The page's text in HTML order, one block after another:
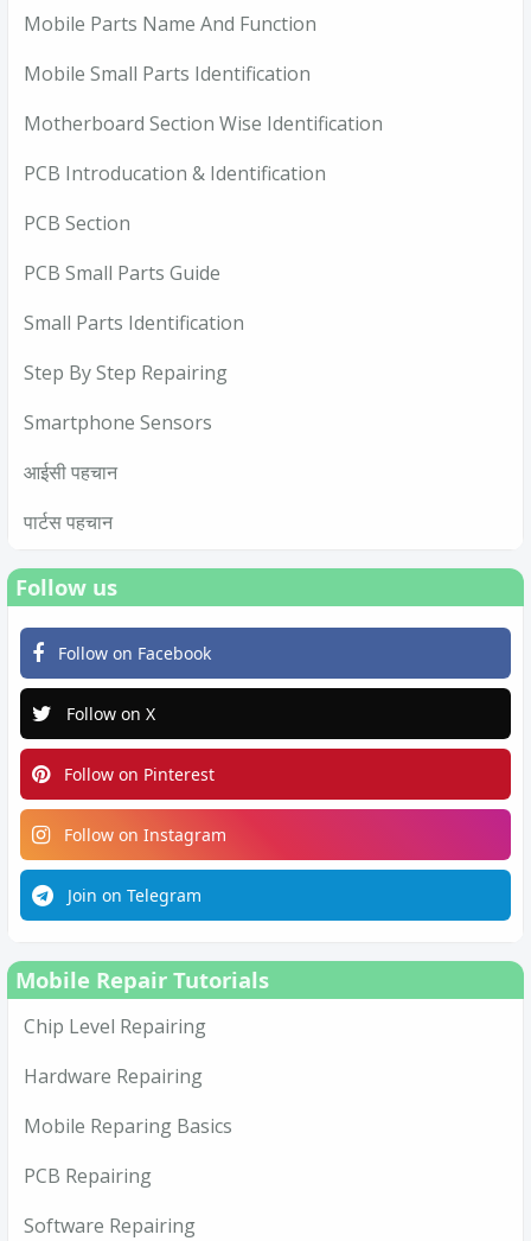
Mobile Parts Name And Function
Mobile Small Parts Identification
Motherboard Section Wise Identification
PCB Introducation & Identification
PCB Section
PCB Small Parts Guide
Small Parts Identification
Step By Step Repairing
Smartphone Sensors
आईसी पहचान
पार्टस पहचान
Follow us
Follow on Facebook
Follow on X
Follow on Pinterest
Follow on Instagram
Join on Telegram
Mobile Repair Tutorials
Chip Level Repairing
Hardware Repairing
Mobile Reparing Basics
PCB Repairing
Software Repairing